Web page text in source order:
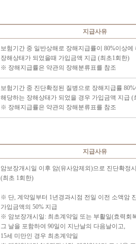
지급사유
보험기간 중 일반상해로 장해지급률이 80%이상에
장해상태가 되었을때 가입금액 지급 (최초1회한)
※ 장해지급률은 약관의 장해분류표를 참조
보험기간 중 진단확정된 질병으로 장해지급률
해당하는 장해상태가 되었을 경우 가입금액 지급 (
※ 장해지급률은 약관의 장해분류표를 참조
지급사유
암보장개시일 이후 암(유사암제외)으로 진단확정
(최초 1회한)
※ 단, 계약일부터 1년경과시점 전일 이전 소액암
가입금액의 50% 지급
※ 암보장개시일: 최초계약일 또는 부활일(효력회
그 날을 포함하여 90일이 지난날의 다음날이고,
15세 미만인 경우 최초계약일